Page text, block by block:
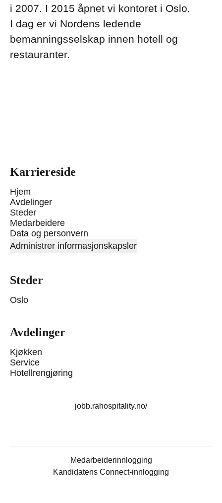
i 2007. I 2015 åpnet vi kontoret i Oslo.
I dag er vi Nordens ledende
bemanningsselskap innen hotell og
restauranter.
Karriereside
Hjem
Avdelinger
Steder
Medarbeidere
Data og personvern
Administrer informasjonskapsler
Steder
Oslo
Avdelinger
Kjøkken
Service
Hotellrengjøring
jobb.rahospitality.no/
Medarbeiderinnlogging
Kandidatens Connect-innlogging